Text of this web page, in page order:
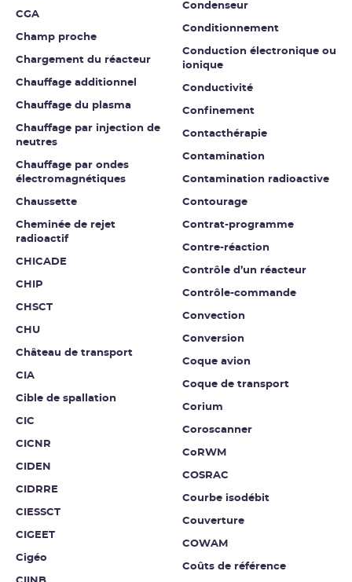
CGA
Champ proche
Chargement du réacteur
Chauffage additionnel
Chauffage du plasma
Chauffage par injection de
neutres
Chauffage par ondes
électromagnétiques
Chaussette
Cheminée de rejet
radioactif
CHICADE
CHIP
CHSCT
CHU
Château de transport
CIA
Cible de spallation
CIC
CICNR
CIDEN
CIDRRE
CIESSCT
CIGEET
Cigéo
Condenseur
Conditionnement
Conduction électronique ou
ionique
Conductivité
Confinement
Contacthérapie
Contamination
Contamination radioactive
Contourage
Contrat-programme
Contre-réaction
Contrôle d’un réacteur
Contrôle-commande
Convection
Conversion
Coque avion
Coque de transport
Corium
Coroscanner
CoRWM
COSRAC
Courbe isodébit
Couverture
COWAM
Coûts de référence